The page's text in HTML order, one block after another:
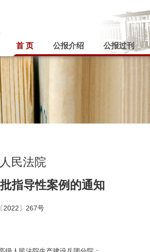
首 页 公报介绍 公报过刊
民法院
指导性案例的通知
2022〕267号